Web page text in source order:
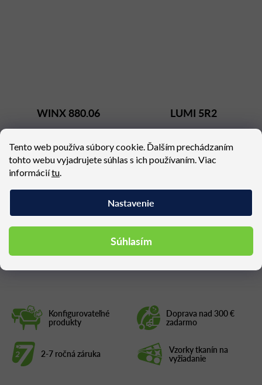
Tento web používa súbory cookie. Ďalším prechádzaním
tohto webu vyjadrujete súhlas s ich používaním. Viac
informáciítu
Nastavenie
Súhlasím
Konfigurovateľné
produkty
Doprava nad 300 €
zadarmo
2-7 ročná záruka Vzorky tkanín na
vyžiadanie
WINX 880.06
týždne)
809,34 €
LUMI 5R2
Dostupné (dodacia lehota 4 - 8
týždňov)
564,57 €
Podobné produkty